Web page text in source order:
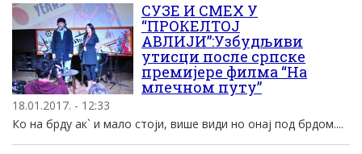
СУЗЕ И СМЕХ У
“ПРОКЕЛТОЈ
АВЛИЈИ”:Узбудљиви
утисци после српске
премијере филма “На
млечном путу”
18.01.2017. - 12:33
Ко на брду ак` и мало стоји, више види но онај под брдом....